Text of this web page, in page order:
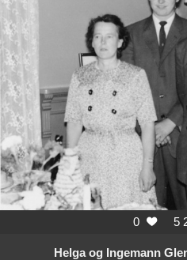
0  5
Helga og Ingemann